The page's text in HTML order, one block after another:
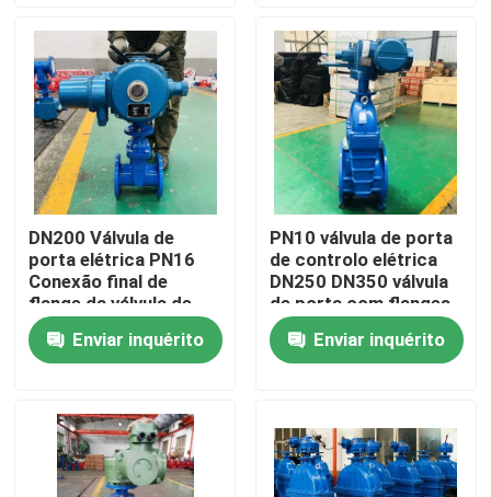
Sobre nós
Visita à Fábrica
Controle de qualidade
Contate-nos
Notícia
Válvula de porta dos DI
DN200 Válvula de
porta elétrica PN16
Conexão final de
flange da válvula de
ferro fundido
Enviar inquérito
PN10 válvula de porta
de controlo elétrica
DN250 DN350 válvula
de porta com flanges
Enviar inquérito